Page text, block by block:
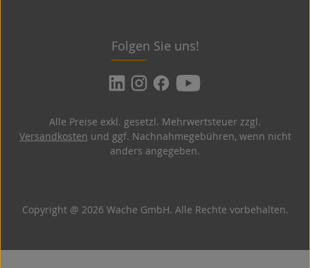
Folgen Sie uns!
Copyright @ 2026 Wache GmbH. Alle Rechte vorbehalten.
Alle Preise exkl. gesetzl. Mehrwertsteuer zzgl.
Versandkosten und ggf. Nachnahmegebühren, wenn nicht
anders angegeben.